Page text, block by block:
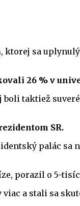
, ktorej sa
26 % v
boli taktiež
SR.
palác sa
porazil o 5-
a stali sa